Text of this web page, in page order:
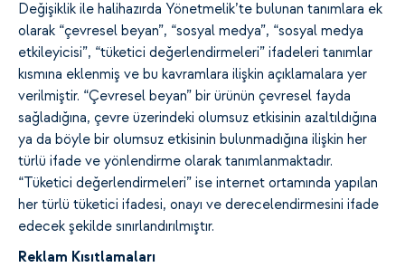
Değişiklik ile halihazırda Yönetmelik’te bulunan tanımlara ek
olarak “çevresel beyan”, “sosyal medya”, “sosyal medya
etkileyicisi”, “tüketici değerlendirmeleri” ifadeleri tanımlar
kısmına eklenmiş ve bu kavramlara ilişkin açıklamalara yer
verilmiştir. “Çevresel beyan” bir ürünün çevresel fayda
sağladığına, çevre üzerindeki olumsuz etkisinin azaltıldığına
ya da böyle bir olumsuz etkisinin bulunmadığına ilişkin her
türlü ifade ve yönlendirme olarak tanımlanmaktadır.
“Tüketici değerlendirmeleri” ise internet ortamında yapılan
her türlü tüketici ifadesi, onayı ve derecelendirmesini ifade
edecek şekilde sınırlandırılmıştır.
Reklam Kısıtlamaları